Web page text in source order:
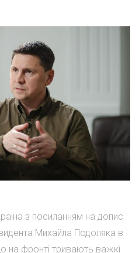
з посиланням на допис
Михайла Подоляка в
на фронті тривають важкі